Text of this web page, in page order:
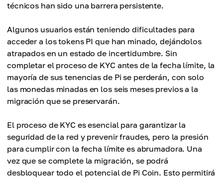
técnicos han sido una barrera persistente.
Algunos usuarios están teniendo dificultades para
acceder a los tokens PI que han minado, dejándolos
atrapados en un estado de incertidumbre. Sin
completar el proceso de KYC antes de la fecha límite, la
mayoría de sus tenencias de Pi se perderán, con solo
las monedas minadas en los seis meses previos a la
migración que se preservarán.
El proceso de KYC es esencial para garantizar la
seguridad de la red y prevenir fraudes, pero la presión
para cumplir con la fecha límite es abrumadora. Una
vez que se complete la migración, se podrá
desbloquear todo el potencial de Pi Coin. Esto permitirá